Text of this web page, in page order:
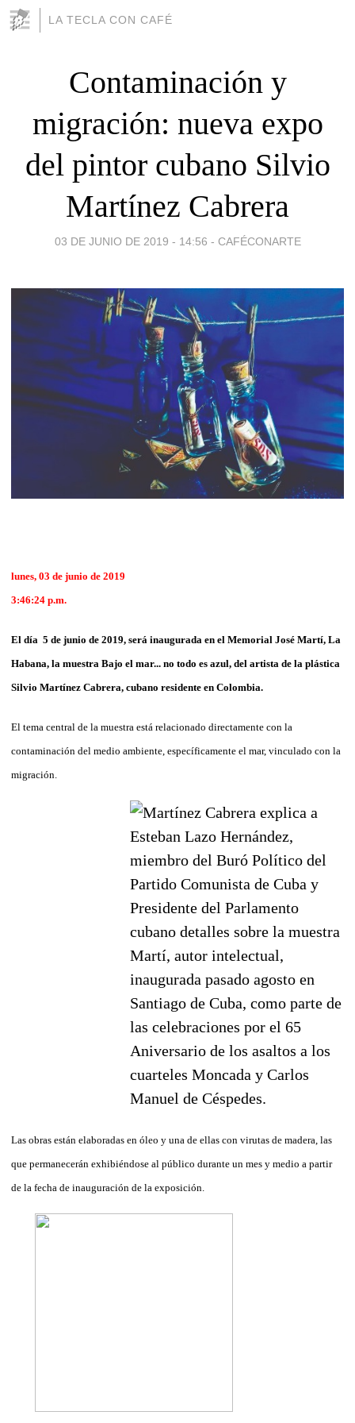
LA TECLA CON CAFÉ
Contaminación y
migración: nueva expo
del pintor cubano Silvio
Martínez Cabrera
03 DE JUNIO DE 2019 - 14:56 - CAFÉCONARTE
lunes, 03 de junio de 2019
3:46:24 p.m.
El día 5 de junio de 2019, será inaugurada en el Memorial José Martí, La
Habana, la muestra Bajo el mar... no todo es azul, del artista de la plástica
Silvio Martínez Cabrera, cubano residente en Colombia.
El tema central de la muestra está relacionado directamente con la
contaminación del medio ambiente, específicamente el mar, vinculado con la
migración.
Las obras están elaboradas en óleo y una de ellas con virutas de madera, las
que permanecerán exhibiéndose al público durante un mes y medio a partir
de la fecha de inauguración de la exposición.